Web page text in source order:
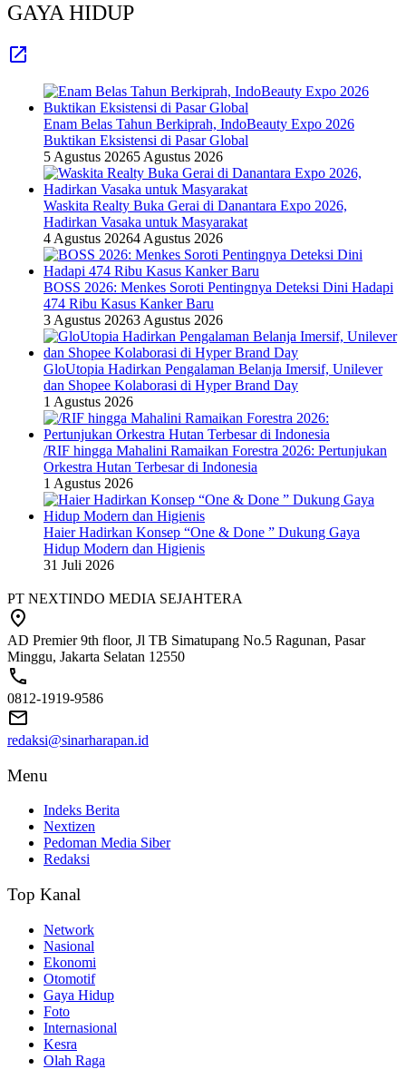
GAYA HIDUP
Enam Belas Tahun Berkiprah, IndoBeauty Expo 2026
Buktikan Eksistensi di Pasar Global
5 Agustus 20265 Agustus 2026
Waskita Realty Buka Gerai di Danantara Expo 2026,
Hadirkan Vasaka untuk Masyarakat
4 Agustus 20264 Agustus 2026
BOSS 2026: Menkes Soroti Pentingnya Deteksi Dini Hadapi
474 Ribu Kasus Kanker Baru
3 Agustus 20263 Agustus 2026
GloUtopia Hadirkan Pengalaman Belanja Imersif, Unilever
dan Shopee Kolaborasi di Hyper Brand Day
1 Agustus 2026
/RIF hingga Mahalini Ramaikan Forestra 2026: Pertunjukan
Orkestra Hutan Terbesar di Indonesia
1 Agustus 2026
Haier Hadirkan Konsep “One & Done ” Dukung Gaya
Hidup Modern dan Higienis
31 Juli 2026
PT NEXTINDO MEDIA SEJAHTERA
AD Premier 9th floor, Jl TB Simatupang No.5 Ragunan, Pasar
Minggu, Jakarta Selatan 12550
0812-1919-9586
redaksi@sinarharapan.id
Menu
Indeks Berita
Nextizen
Pedoman Media Siber
Redaksi
Top Kanal
Network
Nasional
Ekonomi
Otomotif
Gaya Hidup
Foto
Internasional
Kesra
Olah Raga